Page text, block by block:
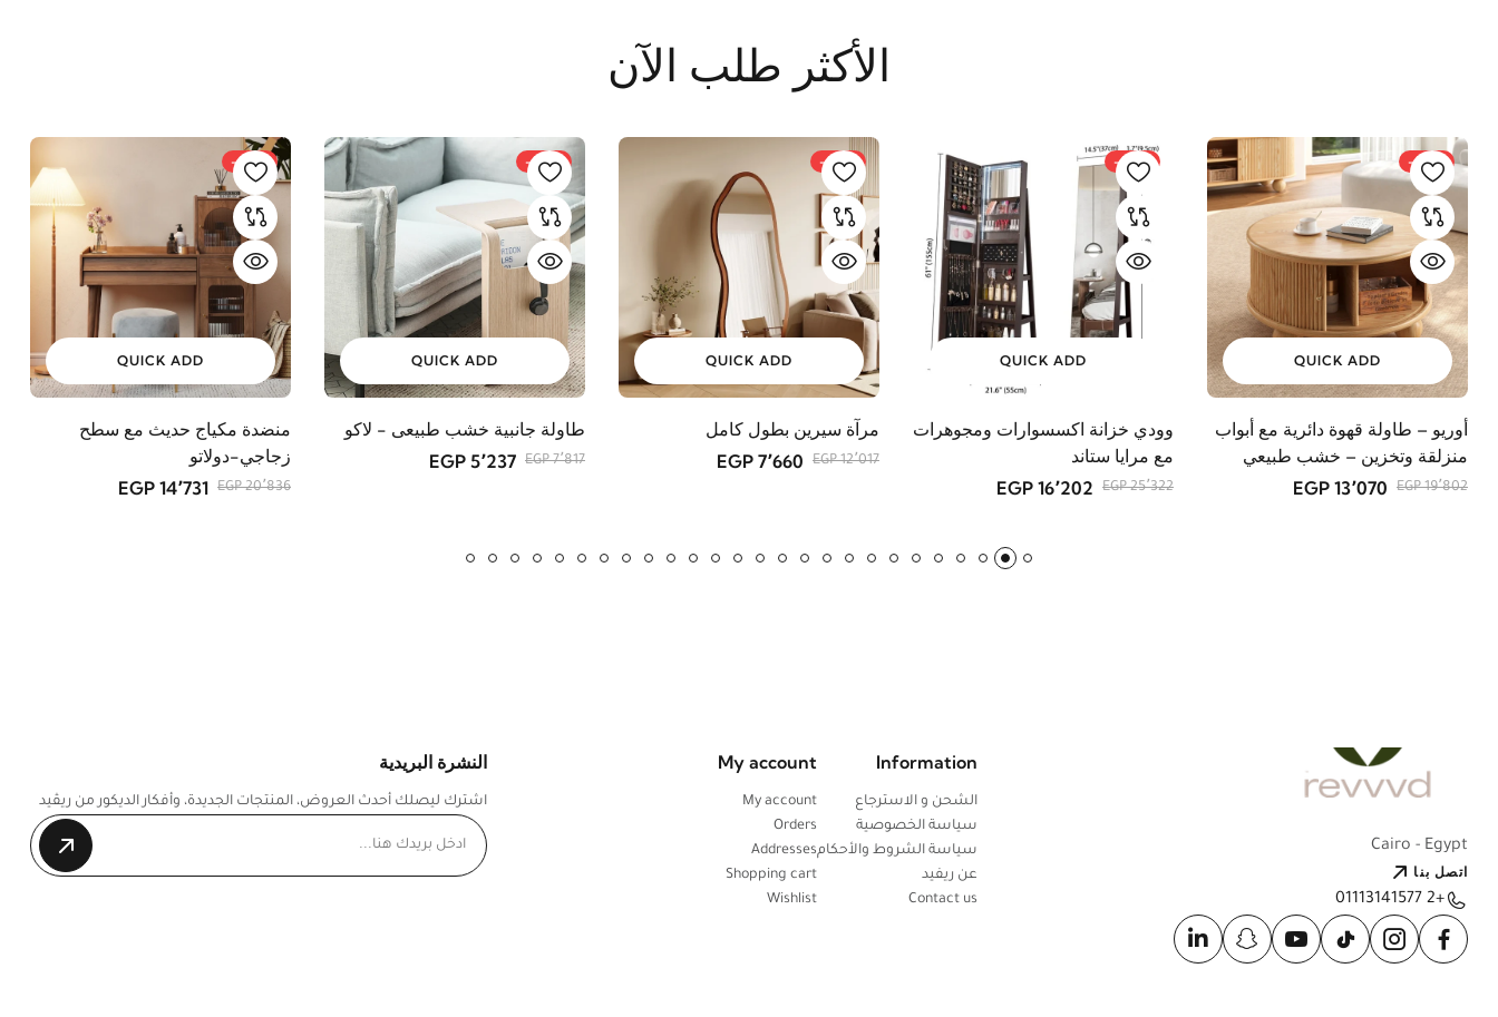
الأكثر طلب الآن
-34%
QUICK ADD
أوريو – طاولة قهوة دائرية مع أبواب
منزلقة وتخزين – خشب طبيعي
19٬802 EGP 13٬070 EGP
-36%
QUICK ADD
وودي خزانة اكسسوارات ومجوهرات
مع مرايا ستاند
25٬322 EGP 16٬202 EGP
-36%
QUICK ADD
مرآة سيرين بطول كامل
12٬017 EGP 7٬660 EGP
-33%
QUICK ADD
طاولة جانبية خشب طبيعى - لاكو
7٬817 EGP 5٬237 EGP
-29%
QUICK ADD
منضدة مكياج حديث مع سطح
زجاجي-دولاتو
20٬836 EGP 14٬731 EGP
Cairo - Egypt
اتصل بنا
+2 01113141577
Information
الشحن و الاسترجاع
سياسة الخصوصية
سياسة الشروط والأحكام
عن ريفيد
Contact us
My account
My account
Orders
Addresses
Shopping cart
Wishlist
النشرة البريدية
اشترك ليصلك أحدث العروض، المنتجات الجديدة، وأفكار الديكور من ريڤيد